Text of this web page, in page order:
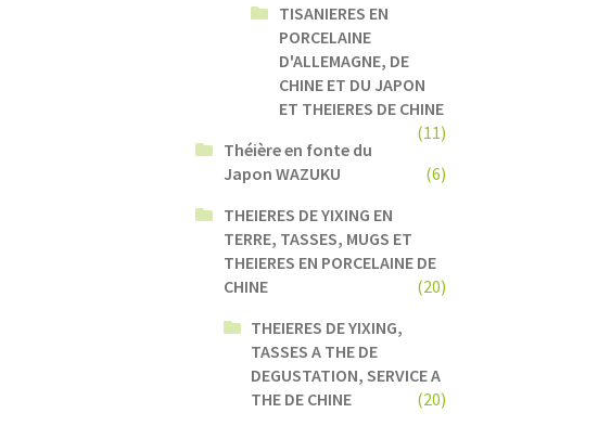
TISANIERES EN
PORCELAINE
D'ALLEMAGNE, DE
CHINE ET DU JAPON
ET THEIERES DE CHINE
(11)
Théière en fonte du
Japon WAZUKU
(6)
THEIERES DE YIXING EN
TERRE, TASSES, MUGS ET
THEIERES EN PORCELAINE DE
CHINE
(20)
THEIERES DE YIXING,
TASSES A THE DE
DEGUSTATION, SERVICE A
THE DE CHINE
(20)